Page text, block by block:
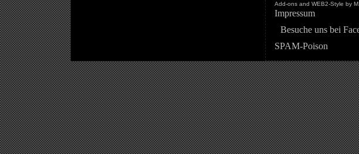
Add-ons and WEB2-Style by
Impressum
Besuche uns bei
SPAM-Poison